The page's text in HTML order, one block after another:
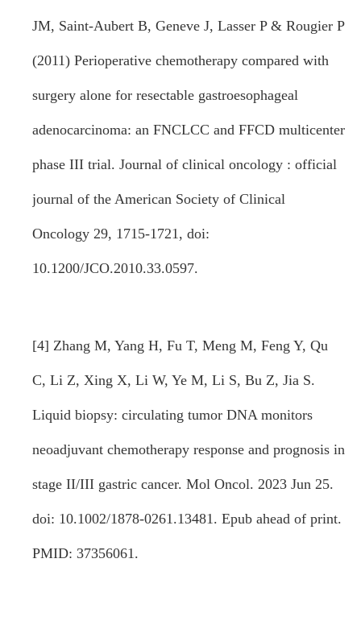
JM, Saint-Aubert B, Geneve J, Lasser P & Rougier P
(2011) Perioperative chemotherapy compared with
surgery alone for resectable gastroesophageal
adenocarcinoma: an FNCLCC and FFCD multicenter
phase III trial. Journal of clinical oncology : official
journal of the American Society of Clinical
Oncology 29, 1715-1721, doi:
10.1200/JCO.2010.33.0597.
[4] Zhang M, Yang H, Fu T, Meng M, Feng Y, Qu
C, Li Z, Xing X, Li W, Ye M, Li S, Bu Z, Jia S.
Liquid biopsy: circulating tumor DNA monitors
neoadjuvant chemotherapy response and prognosis in
stage II/III gastric cancer. Mol Oncol. 2023 Jun 25.
doi: 10.1002/1878-0261.13481. Epub ahead of print.
PMID: 37356061.